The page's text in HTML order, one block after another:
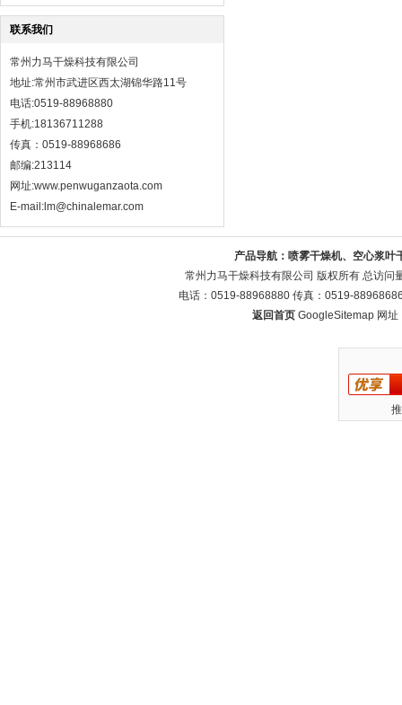
联系我们
常州力马干燥科技有限公司
地址:常州市武进区西太湖锦华路11号
电话:0519-88968880
手机:18136711288
传真：0519-88968686
邮编:213114
网址:www.penwuganzaota.com
E-mail:lm@chinalemar.com
产品导航： 喷雾干燥机、空心浆叶
常州力马干燥科技有限公司 版权所有 总访问
电话：0519-88968880 传真：0519-
返回首页 GoogleSitemap 网